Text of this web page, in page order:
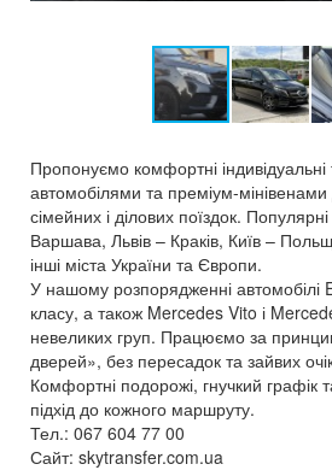
Пропонуємо комфортні
автомобілями та преміум-
сімейних і ділових поїздок.
Варшава, Львів – Краків, Київ –
інші міста України та Європи.
У нашому розпорядженні автомобілі
класу, а також Mercedes Vito і
невеликих груп. Працюємо за
дверей», без пересадок та зайвих
Комфортні подорожі, гнучкий графік
підхід до кожного маршруту.
Тел.: 067 604 77 00
Сайт: skytransfer.com.ua